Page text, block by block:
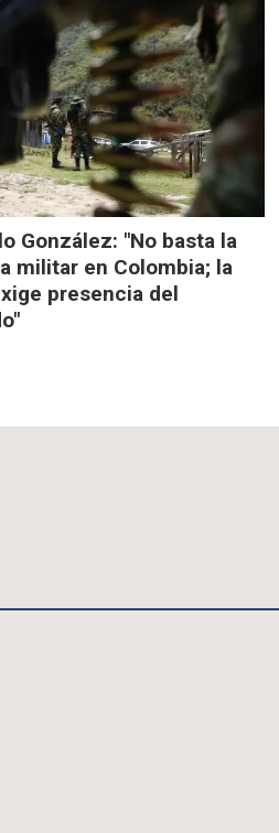
González: "No basta la
militar en Colombia; la
presencia del